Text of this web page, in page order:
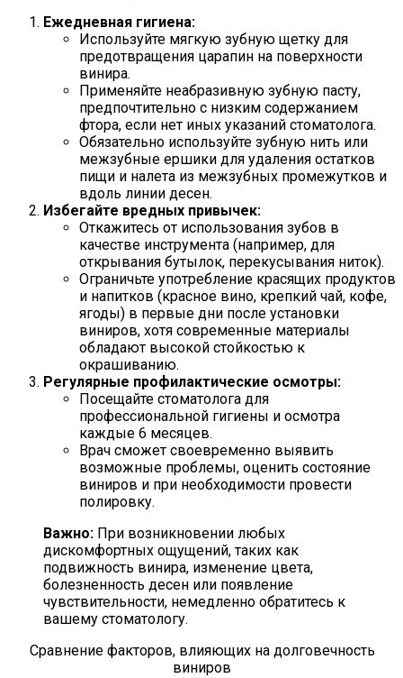
Ежедневная гигиена:
Используйте мягкую зубную щетку для
предотвращения царапин на поверхности
винира.
Применяйте неабразивную зубную пасту,
предпочтительно с низким содержанием
фтора, если нет иных указаний стоматолога.
Обязательно используйте зубную нить или
межзубные ершики для удаления остатков
пищи и налета из межзубных промежутков и
вдоль линии десен.
Избегайте вредных привычек:
Откажитесь от использования зубов в
качестве инструмента (например, для
открывания бутылок, перекусывания ниток).
Ограничьте употребление красящих продуктов
и напитков (красное вино, крепкий чай, кофе,
ягоды) в первые дни после установки
виниров, хотя современные материалы
обладают высокой стойкостью к
окрашиванию.
Регулярные профилактические осмотры:
Посещайте стоматолога для
профессиональной гигиены и осмотра
каждые 6 месяцев.
Врач сможет своевременно выявить
возможные проблемы, оценить состояние
виниров и при необходимости провести
полировку.
Важно: При возникновении любых
дискомфортных ощущений, таких как
подвижность винира, изменение цвета,
болезненность десен или появление
чувствительности, немедленно обратитесь к
вашему стоматологу.
Сравнение факторов, влияющих на долговечность
виниров